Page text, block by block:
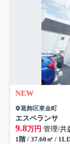
NEW
葛飾区東金町
エスペランサ
9.8万円 管理/共
1階 / 37.60㎡ /